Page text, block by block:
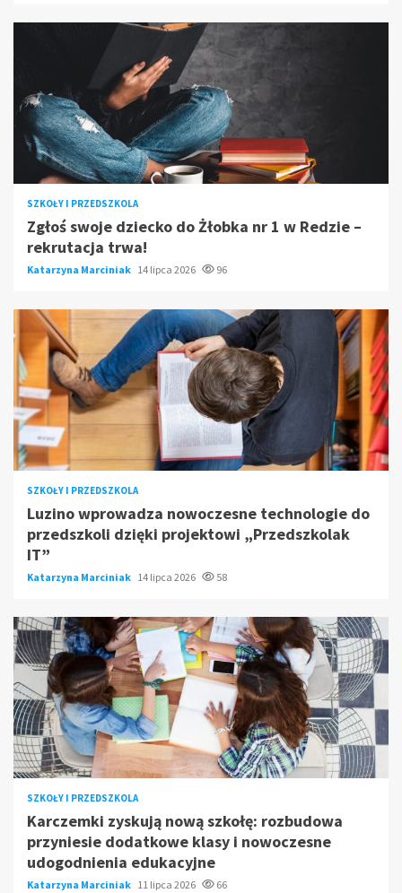
SZKOŁY I PRZEDSZKOLA
Zgłoś swoje dziecko do Żłobka nr 1 w Redzie –
rekrutacja trwa!
Katarzyna Marciniak 14 lipca 2026 96
SZKOŁY I PRZEDSZKOLA
Luzino wprowadza nowoczesne technologie do
przedszkoli dzięki projektowi „Przedszkolak
IT”
Katarzyna Marciniak 14 lipca 2026 58
SZKOŁY I PRZEDSZKOLA
Karczemki zyskują nową szkołę: rozbudowa
przyniesie dodatkowe klasy i nowoczesne
udogodnienia edukacyjne
Katarzyna Marciniak 11 lipca 2026 66